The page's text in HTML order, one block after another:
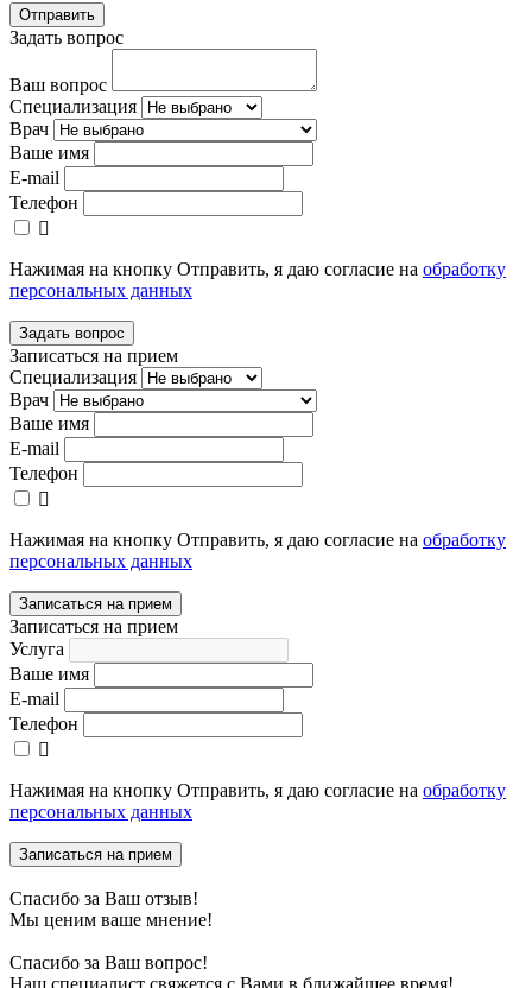
Отправить
Задать вопрос
Ваш вопрос
Специализация
Врач
Ваше имя
E-mail
Телефон
Нажимая на кнопку Отправить, я даю согласие на обработку
персональных данных
Задать вопрос
Записаться на прием
Специализация
Врач
Ваше имя
E-mail
Телефон
Нажимая на кнопку Отправить, я даю согласие на обработку
персональных данных
Записаться на прием
Записаться на прием
Услуга
Ваше имя
E-mail
Телефон
Нажимая на кнопку Отправить, я даю согласие на обработку
персональных данных
Записаться на прием
Спасибо за Ваш отзыв!
Мы ценим ваше мнение!
Спасибо за Ваш вопрос!
Наш специалист свяжется с Вами в ближайшее время!